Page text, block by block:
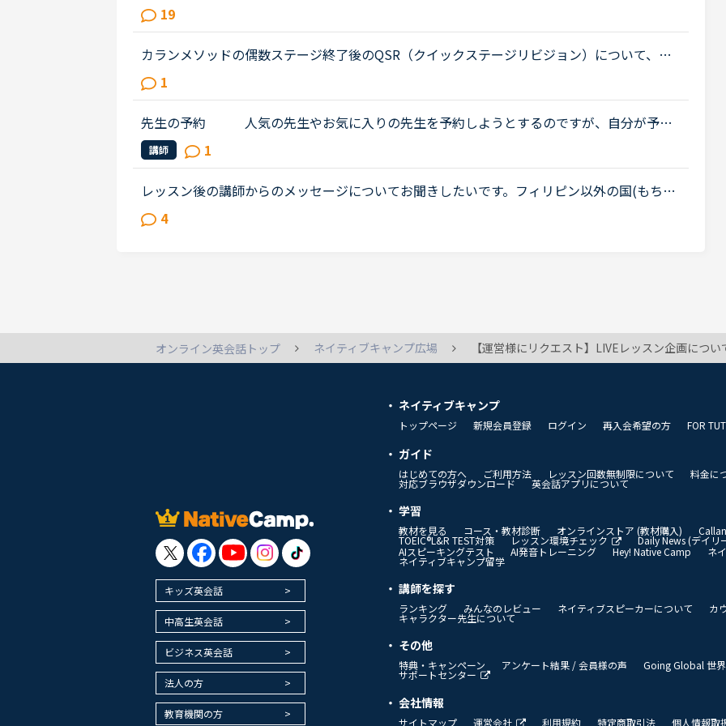
エストを頂いたのでシェアさせて頂きます。※Duoファンではありますが、関係者とか回し
モンとかじゃありません。【目的】Duo...
19
カランメソッドの偶数ステージ終了後のQSR（クイックステージリビジョン）について、お
尋ねします。いま、ステージ６の終盤に来ていて、来週末ごろからFSRに入りそうです。ステ
ージ５ではFSRも結構時間がかかった...
1
先生の予約 人気の先生やお気に入りの先生を予約しようとするのですが、自分が予約
しようとした時には、すでに予約が埋まっていてとれないことが多々あります。あの予約表
はいつもいつ頃更新されているので...
講師 1
レッスン後の講師からのメッセージについてお聞きしたいです。フィリピン以外の国(もちろ
ん在宅)で、いつも定型文をコピペして送ってくる先生がいます。カウンセリングでお勧めさ
れた先生で、何度か受講しました...
4
オンライン英会話トップ ネイティブキャンプ広場 【運営様にリクエスト】LIVEレッスン企画について LIVEレッスン企画いいですね。ぜひクリステル先生をリクエストします。夜の時間に予約
キッズ英会話
中高生英会話
ビジネス英会話
法人の方
教育機関の方
ネイティブキャンプ
トップページ 新規会員登録 ログイン 再入会希望の方 FOR
ガイド
はじめての方へ ご利用方法 レッスン回数無制限について 料金に
対応ブラウザダウンロード 英会話アプリについて
学習
教材を見る コース・教材診断 オンラインストア (教材購入)
TOEIC®L&R TEST対策 レッスン環境チェック Daily News (デイリ
AIスピーキングテスト
AI発音トレーニング Hey! Native Camp ネ
ネイティブキャンプ留学
講師を探す
ランキング みんなのレビュー ネイティブスピーカーについて カ
キャラクター先生について
その他
特典・キャンペーン アンケート結果 / 会員様の声 Going Global 世
サポートセンター
会社情報
サイトマップ 運営会社 利用規約 特定商取引法 個人情報取